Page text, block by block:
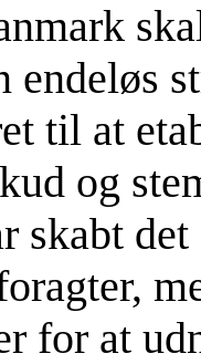
endeløs
til at
og
skabt
for at